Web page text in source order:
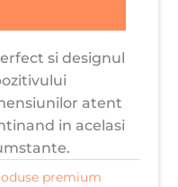
si designul
atent
in acelasi
premium